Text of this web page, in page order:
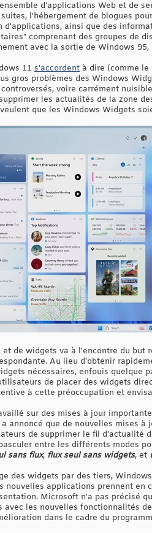
d'applications Web et de
l'hébergement de blogues
ainsi que des
comprenant des groupes de
avec la sortie de Windows
11 s'accordent à dire (comme
gros problèmes des Windows
voire carrément
les actualités de la zone
que les Windows Widgets
de widgets va à l'encontre du
Au lieu d'obtenir
nécessaires, enfouis
de placer des widgets
à cette préoccupation et
sur des mises à jour
annoncé que de nouvelles mises
de supprimer le fil d'actualité
entre les différents modes
sans flux, flux seul sans widgets, et
des widgets par des tiers,
nouvelles applications prennent en
Microsoft n'a pas précisé
avec les nouvelles fonctionnalités
dans le cadre du